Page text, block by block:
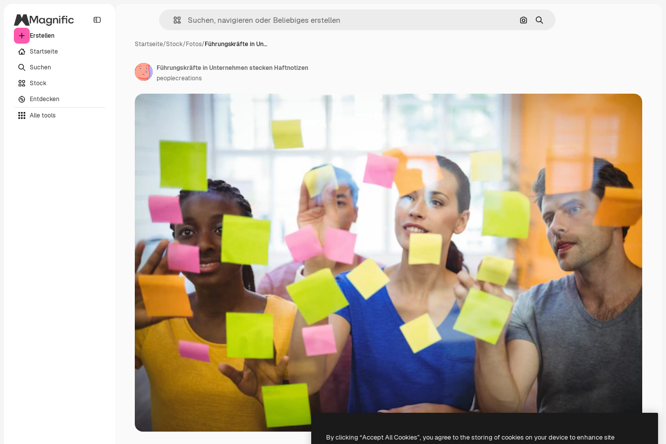
Erstellen
Startseite
Suchen
Stock
Entdecken
Alle tools
Nach Bild suchen
Suchen
Startseite/Stock/Fotos/Führungskräfte in Un…
Führungskräfte in Unternehmen stecken Haftnotizen
peoplecreations
By clicking “Accept All Cookies”, you agree to the storing of cookies on your device to enhance site